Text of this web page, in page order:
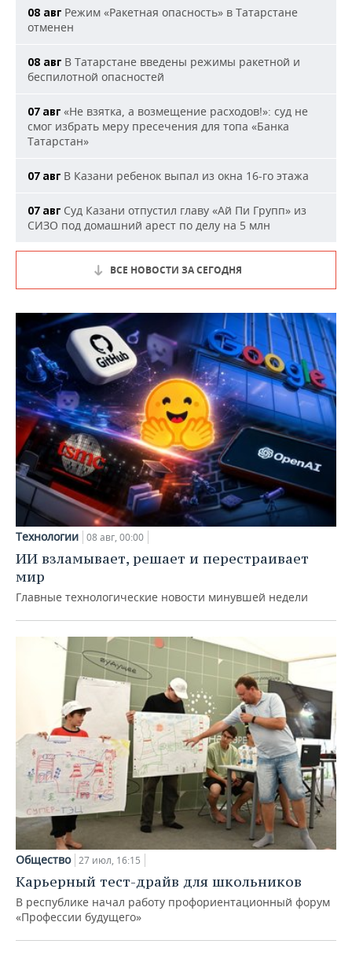
08 авг Режим «Ракетная опасность» в Татарстане
отменен
08 авг В Татарстане введены режимы ракетной и
беспилотной опасностей
07 авг «Не взятка, а возмещение расходов!»: суд не
смог избрать меру пресечения для топа «Банка
Татарстан»
07 авг В Казани ребенок выпал из окна 16-го этажа
07 авг Суд Казани отпустил главу «Ай Пи Групп» из
СИЗО под домашний арест по делу на 5 млн
ВСЕ НОВОСТИ ЗА СЕГОДНЯ
Технологии 08 авг, 00:00
ИИ взламывает, решает и перестраивает
мир
Главные технологические новости минувшей недели
Общество 27 июл, 16:15
Карьерный тест-драйв для школьников
В республике начал работу профориентационный форум
«Профессии будущего»